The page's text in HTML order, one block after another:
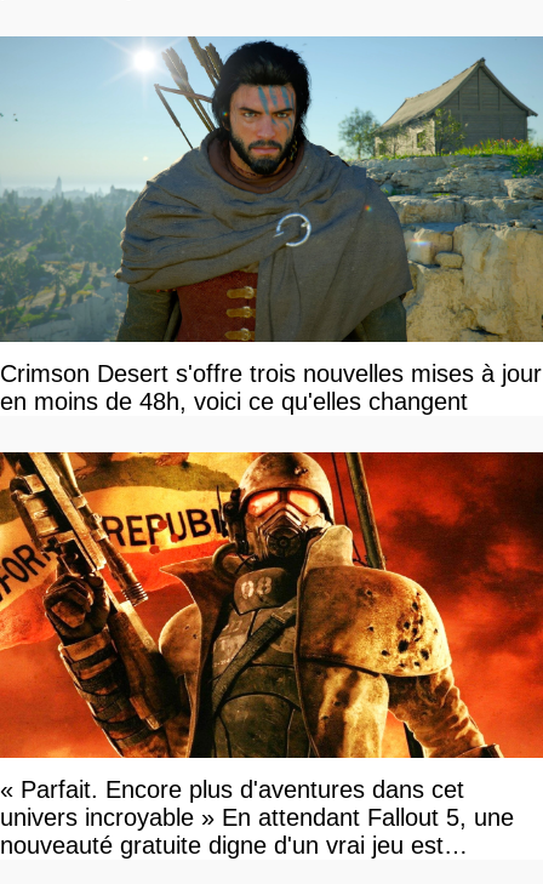
Crimson Desert s'offre trois nouvelles mises à jour
en moins de 48h, voici ce qu'elles changent
« Parfait. Encore plus d'aventures dans cet
univers incroyable » En attendant Fallout 5, une
nouveauté gratuite digne d'un vrai jeu est